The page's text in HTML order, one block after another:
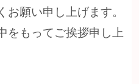
願い申し上げます。
をもってご挨拶申し上